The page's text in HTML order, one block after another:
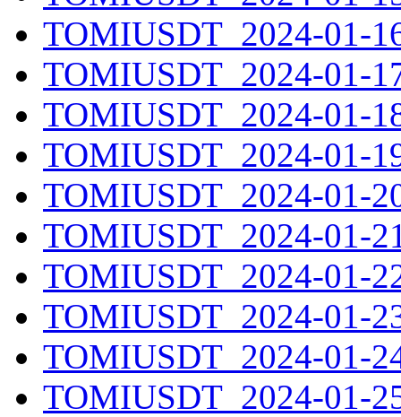
TOMIUSDT_2024-01-
TOMIUSDT_2024-01-
TOMIUSDT_2024-01-
TOMIUSDT_2024-01-
TOMIUSDT_2024-01-
TOMIUSDT_2024-01-
TOMIUSDT_2024-01-
TOMIUSDT_2024-01-
TOMIUSDT_2024-01-
TOMIUSDT_2024-01-